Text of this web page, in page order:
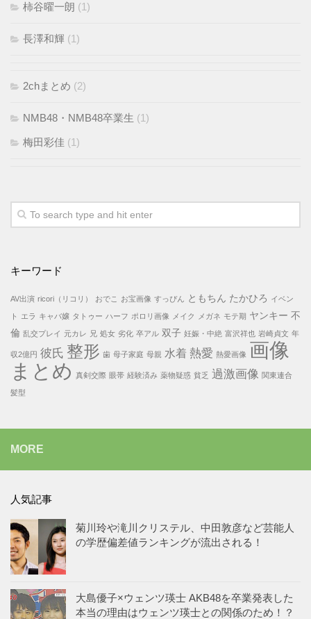
柿谷曜一朗 (1)
長澤和輝 (1)
2chまとめ (2)
NMB48・NMB48卒業生 (1)
梅田彩佳 (1)
キーワード
AV出演 ricori（リコリ） おでこ お宝画像 すっぴん ともちん たかひろ イベン
ト エラ キャバ嬢 タトゥー ハーフ ポロリ画像 メイク メガネ モテ期 ヤンキー 不
倫 乱交プレイ 元カレ 兄 処女 劣化 卒アル 双子 妊娠・中絶 富沢祥也 岩崎貞文 年
収2億円 彼氏 整形 歯 母子家庭 母親 水着 熱愛 熱愛画像 画像
まとめ
真剣交際 眼帯 経験済み 薬物疑惑 貧乏 過激画像 関東連合
髪型
MORE
人気記事
菊川玲や滝川クリステル、中田敦彦など芸能人
の学歴偏差値ランキングが流出される！
大島優子×ウェンツ瑛士 AKB48を卒業発表した
本当の理由はウェンツ瑛士との関係のため！？